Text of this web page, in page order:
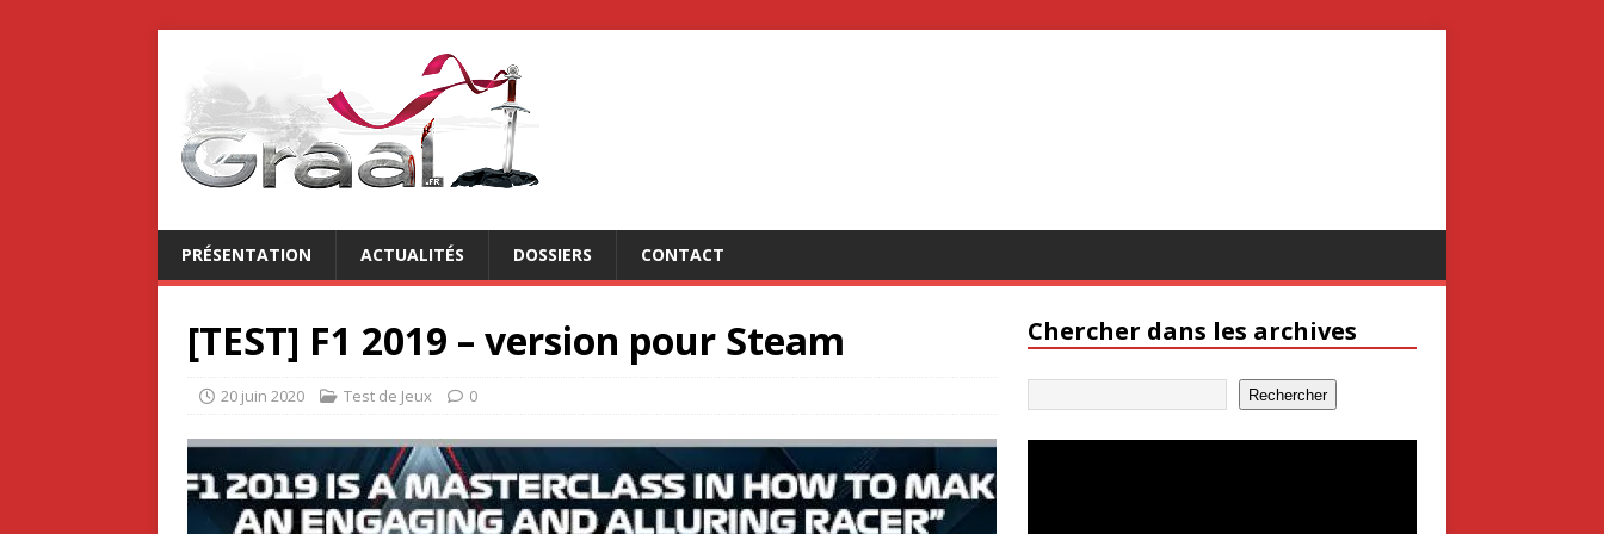
PRÉSENTATION ACTUALITÉS DOSSIERS CONTACT
[TEST] F1 2019 – version pour Steam
20 juin 2020 Test de Jeux 0
Chercher dans les archives
Rechercher